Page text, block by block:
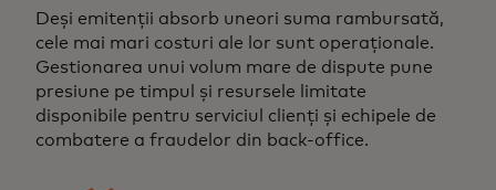
Deși emitenții absorb uneori suma rambursată,
cele mai mari costuri ale lor sunt operaționale.
Gestionarea unui volum mare de dispute pune
presiune pe timpul și resursele limitate
disponibile pentru serviciul clienți și echipele de
combatere a fraudelor din back-office.